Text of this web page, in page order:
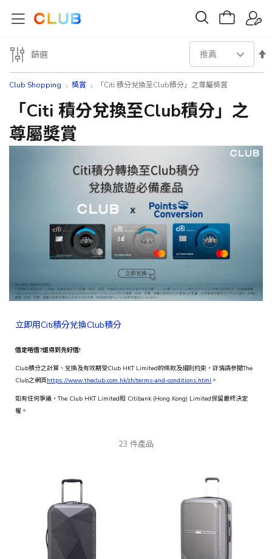
Club Shopping 獎賞 「Citi 積分兌換至Club積分」之尊屬奬賞
「Citi 積分兌換至Club積分」之
尊屬奬賞
立即用Citi積分兌換Club積分
借定唔借?還得到先好借!
Club積分之計算、兌換及有效期受Club HKT Limited的條款及細則約束，詳情請參閱The
Club之網頁https://www.theclub.com.hk/zh/terms-and-conditions.html。
如有任何爭議，The Club HKT Limited和 Citibank (Hong Kong) Limited保留最終決定
權。​​
23 件產品
設
方
篩選